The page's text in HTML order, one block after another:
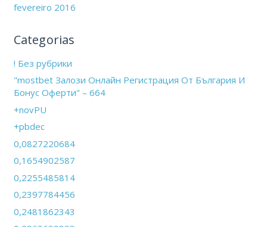
fevereiro 2016
Categorias
! Без рубрики
"mostbet Залози Онлайн Регистрация От България И
Бонус Оферти" – 664
+novPU
+pbdec
0,0827220684
0,1654902587
0,2255485814
0,2397784456
0,2481862343